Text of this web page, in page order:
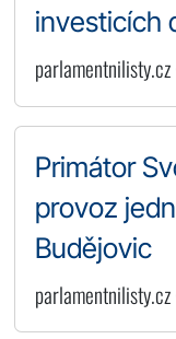
investicích
Primátor
provoz
Budějovic